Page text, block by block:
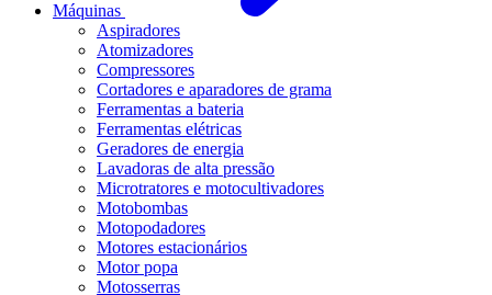
Máquinas
Aspiradores
Atomizadores
Compressores
Cortadores e aparadores de grama
Ferramentas a bateria
Ferramentas elétricas
Geradores de energia
Lavadoras de alta pressão
Microtratores e motocultivadores
Motobombas
Motopodadores
Motores estacionários
Motor popa
Motosserras